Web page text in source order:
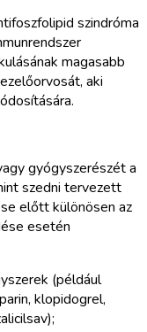
szindróma
magasabb
aki
gyógyszerészét a
szedni tervezett
előtt különösen az
esetén
(például
klopidogrel,